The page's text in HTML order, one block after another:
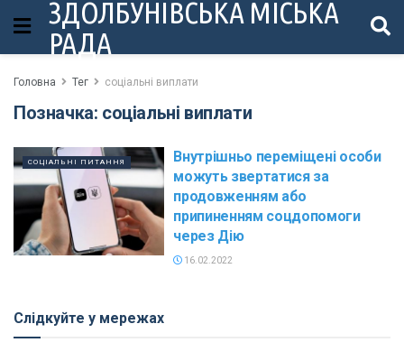
ЗДОЛБУНІВСЬКА МІСЬКА
РАДА
Головна Тег соціальні виплати
Позначка: соціальні виплати
СОЦІАЛЬНІ ПИТАННЯ
Внутрішньо переміщені особи
можуть звертатися за
продовженням або
припиненням соцдопомоги
через Дію
16.02.2022
Слідкуйте у мережах